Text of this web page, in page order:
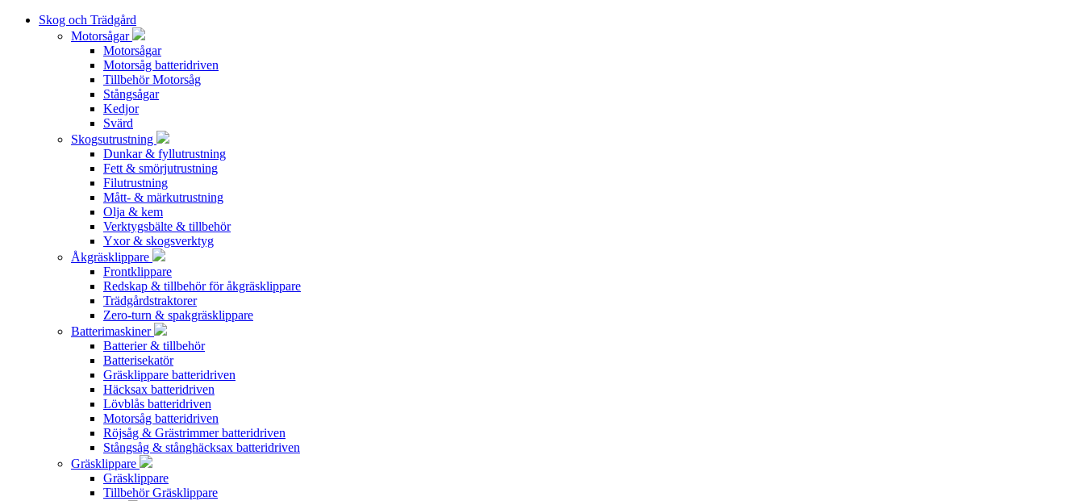
Skog och Trädgård
Motorsågar
Motorsågar
Motorsåg batteridriven
Tillbehör Motorsåg
Stångsågar
Kedjor
Svärd
Skogsutrustning
Dunkar & fyllutrustning
Fett & smörjutrustning
Filutrustning
Mått- & märkutrustning
Olja & kem
Verktygsbälte & tillbehör
Yxor & skogsverktyg
Åkgräsklippare
Frontklippare
Redskap & tillbehör för åkgräsklippare
Trädgårdstraktorer
Zero-turn & spakgräsklippare
Batterimaskiner
Batterier & tillbehör
Batterisekatör
Gräsklippare batteridriven
Häcksax batteridriven
Lövblås batteridriven
Motorsåg batteridriven
Röjsåg & Grästrimmer batteridriven
Stångsåg & stånghäcksax batteridriven
Gräsklippare
Gräsklippare
Tillbehör Gräsklippare